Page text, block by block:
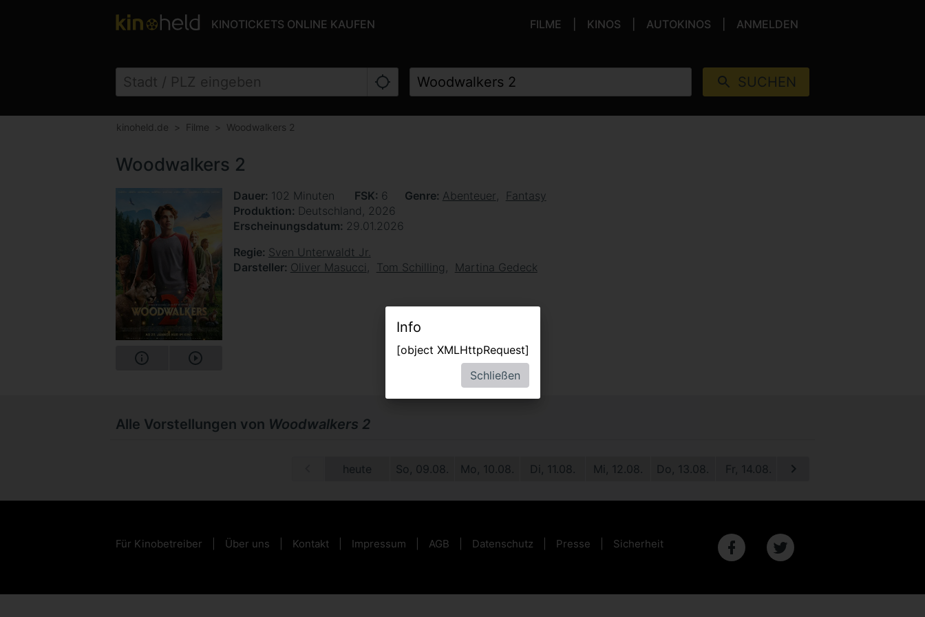
KINOTICKETS ONLINE KAUFEN FILME KINOS AUTOKINOS ANMELDEN
SUCHEN
kinoheld.de Filme Woodwalkers 2
Woodwalkers 2
Dauer 102 Minuten FSK 6 Genre Abenteuer
Fantasy
Produktion Deutschland, 2026
Erscheinungsdatum 29.01.2026
Regie Sven Unterwaldt Jr.
Darsteller Oliver Masucci Tom Schilling Martina Gedeck
Alle Vorstellungen von Woodwalkers 2
heute So, 09.08. Mo, 10.08. Di, 11.08. Mi, 12.08. Do, 13.08. Fr, 14.08. Sa, 15.08.
Für Kinobetreiber Über uns Kontakt Impressum AGB Datenschutz Presse Sicherheit
Info
[object XMLHttpRequest]
Schließen